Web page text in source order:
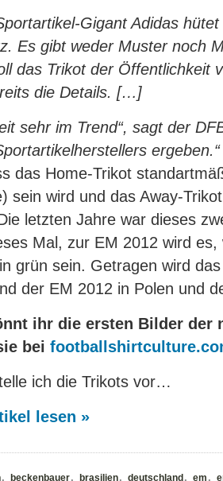
Gigant Adidas
Es gibt weder Muster noch
das Trikot der Öffentlichkeit
die Details. […]
sehr im Trend“, sagt der
ergeben.“
das Home-Trikot
sein wird und das Away-
letzten Jahre war dieses
Mal, zur EM 2012 wird
grün sein. Getragen wird
der EM 2012 in Polen und
ihr die ersten Bilder der
bei
ich die Trikots vor…
lesen »
, beckenbauer, brasilien, deutschland , em ,